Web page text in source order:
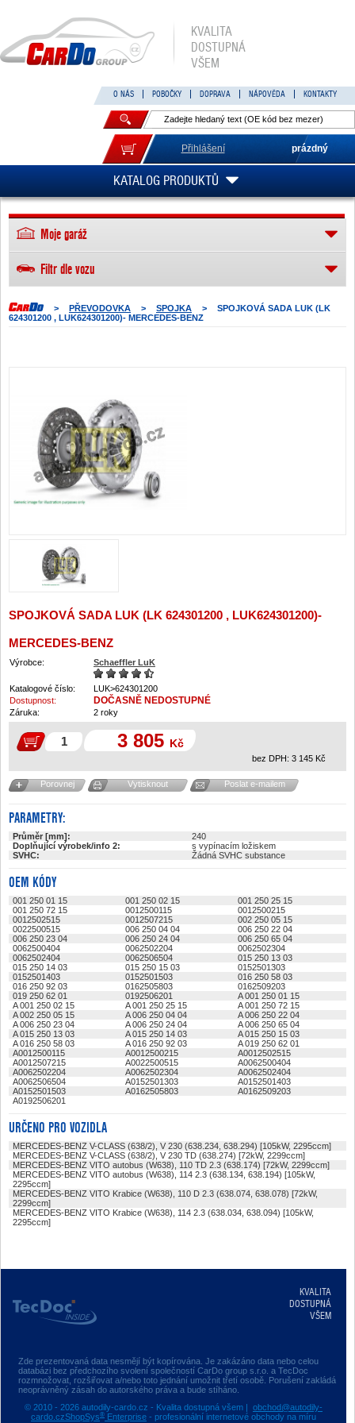
KVALITA
DOSTUPNÁ
VŠEM
O NÁS POBOČKY DOPRAVA NÁPOVĚDA KONTAKTY
Přihlášení prázdný
KATALOG PRODUKTŮ
> PŘEVODOVKA > SPOJKA >
SPOJKOVÁ SADA LUK (LK
624301200 , LUK624301200)- MERCEDES-BENZ
SPOJKOVÁ SADA LUK (LK 624301200 , LUK624301200)-
MERCEDES-BENZ
Výrobce: Schaeffler LuK
Katalogové číslo:
LUK>624301200
Dostupnost:
DOČASNĚ NEDOSTUPNÉ
Záruka: 2 roky
3 805 Kč
bez DPH: 3 145 Kč
Porovnej Vytisknout Poslat e-mailem
PARAMETRY:
Průměr [mm]:
240
Doplňující výrobek/info 2:
s vypínacím ložiskem
SVHC:
Žádná SVHC substance
OEM KÓDY
001 250 01 15 001 250 02 15
001 250 25 15
001 250 72 15
0012500115
0012500215
0012502515
0012507215
002 250 05 15
0022500515
006 250 04 04
006 250 22 04
006 250 23 04
006 250 24 04
006 250 65 04
0062500404
0062502204
0062502304
0062502404
0062506504
015 250 13 03
015 250 14 03
015 250 15 03
0152501303
0152501403
0152501503
016 250 58 03
016 250 92 03
0162505803
0162509203
019 250 62 01
0192506201
A 001 250 01 15
A 001 250 02 15
A 001 250 25 15
A 001 250 72 15
A 002 250 05 15
A 006 250 04 04
A 006 250 22 04
A 006 250 23 04
A 006 250 24 04
A 006 250 65 04
A 015 250 13 03
A 015 250 14 03
A 015 250 15 03
A 016 250 58 03
A 016 250 92 03
A 019 250 62 01
A0012500115
A0012500215
A0012502515
A0012507215
A0022500515
A0062500404
A0062502204
A0062502304
A0062502404
A0062506504
A0152501303
A0152501403
A0152501503
A0162505803
A0162509203
A0192506201
URČENO PRO VOZIDLA
MERCEDES-BENZ V-CLASS (638/2), V 230 (638.234, 638.294) [105kW, 2295ccm]
MERCEDES-BENZ V-CLASS (638/2), V 230 TD (638.274) [72kW, 2299ccm]
MERCEDES-BENZ VITO autobus (W638), 110 TD 2.3 (638.174) [72kW, 2299ccm]
MERCEDES-BENZ VITO autobus (W638), 114 2.3 (638.134, 638.194) [105kW,
2295ccm]
MERCEDES-BENZ VITO Krabice (W638), 110 D 2.3 (638.074, 638.078) [72kW,
2299ccm]
MERCEDES-BENZ VITO Krabice (W638), 114 2.3 (638.034, 638.094) [105kW,
2295ccm]
Moje garáž
Filtr dle vozu
Zde prezentovaná data nesmějí být kopírována. Je zakázáno data nebo celou
databázi bez předchozího svolení společností CarDo group s.r.o. a TecDoc
rozmnožovat, rozšiřovat a/nebo toto jednání umožnit třetí osobě. Porušení zakládá
neoprávněný zásah do autorského práva a bude stíháno.
KVALITA
DOSTUPNÁ
VŠEM
© 2010 - 2026 autodily-cardo.cz - Kvalita dostupná všem | obchod@autodily-
cardo.czShopSys® Enterprise - profesionální internetové obchody na míru